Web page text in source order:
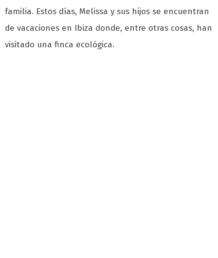
familia. Estos días, Melissa y sus hijos se encuentran
de vacaciones en Ibiza donde, entre otras cosas, han
visitado una finca ecológica.